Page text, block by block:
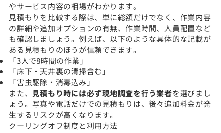
やサービス内容の相場がわかります。
見積もりを比較する際は、単に総額だけでなく、作業内容
の詳細や追加オプションの有無、作業時間、人員配置など
も確認しましょう。例えば、以下のような具体的な記載が
ある見積もりのほうが信頼できます。
「3人で8時間の作業」
「床下・天井裏の清掃含む」
「害虫駆除・消毒込み」
また、 見積もり時には必ず現地調査を行う業者を選びまし
ょう。写真や電話だけでの見積もりは、後々追加料金が発
生するリスクが高くなります。
クーリングオフ制度と利用方法